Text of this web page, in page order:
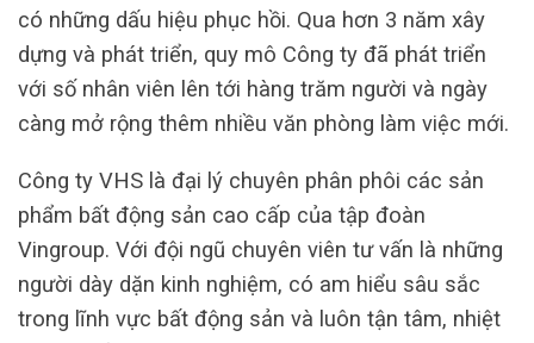
có những dấu hiệu phục hồi. Qua hơn 3 năm xây
dựng và phát triển, quy mô Công ty đã phát triển
với số nhân viên lên tới hàng trăm người và ngày
càng mở rộng thêm nhiều văn phòng làm việc mới.
Công ty VHS là đại lý chuyên phân phôi các sản
phẩm bất động sản cao cấp của tập đoàn
Vingroup. Với đội ngũ chuyên viên tư vấn là những
người dày dặn kinh nghiệm, có am hiểu sâu sắc
trong lĩnh vực bất động sản và luôn tận tâm, nhiệt